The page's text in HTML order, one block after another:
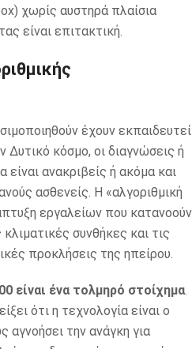
χωρίς αυστηρά πλαίσια
είναι επιτακτική.
έχουν εκπαιδευτεί
κόσμο, οι διαγνώσεις ή
ανακριβείς ή ακόμα και
ασθενείς. Η «αλγοριθμική
εργαλείων που κατανοούν
συνθήκες και τις
προκλήσεις της ηπείρου.
είναι ένα τολμηρό στοίχημα
ότι η τεχνολογία είναι ο
την ανάγκη για